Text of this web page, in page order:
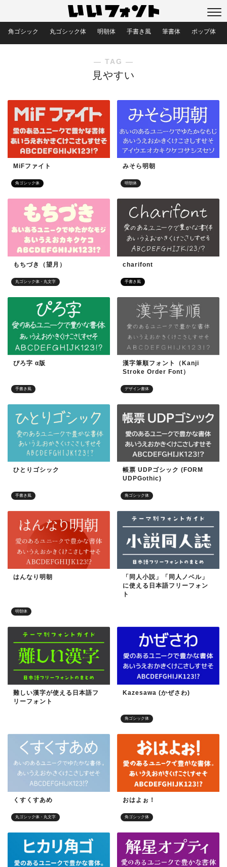
角ゴシック 丸ゴシック体 明朝体 手書き風 筆書体 ポップ体
― TAG ―
見やすい
角ゴシック体
MiFファイト
明朝体
みそら明朝
丸ゴシック体・丸文字
もちづき（望月）
手書き風
charifont
手書き風
ぴろ字 α版
デザイン書体
漢字筆順フォント（Kanji
Stroke Order Font）
手書き風
ひとりゴシック
角ゴシック体
帳票 UDPゴシック (FORM
UDPGothic)
明朝体
はんなり明朝
「同人小説」「同人ノベル」
に使える日本語フリーフォン
ト
難しい漢字が使える日本語フ
リーフォント
角ゴシック体
Kazesawa (かぜさわ)
丸ゴシック体・丸文字
くすくすあめ
角ゴシック体
おはよぉ！